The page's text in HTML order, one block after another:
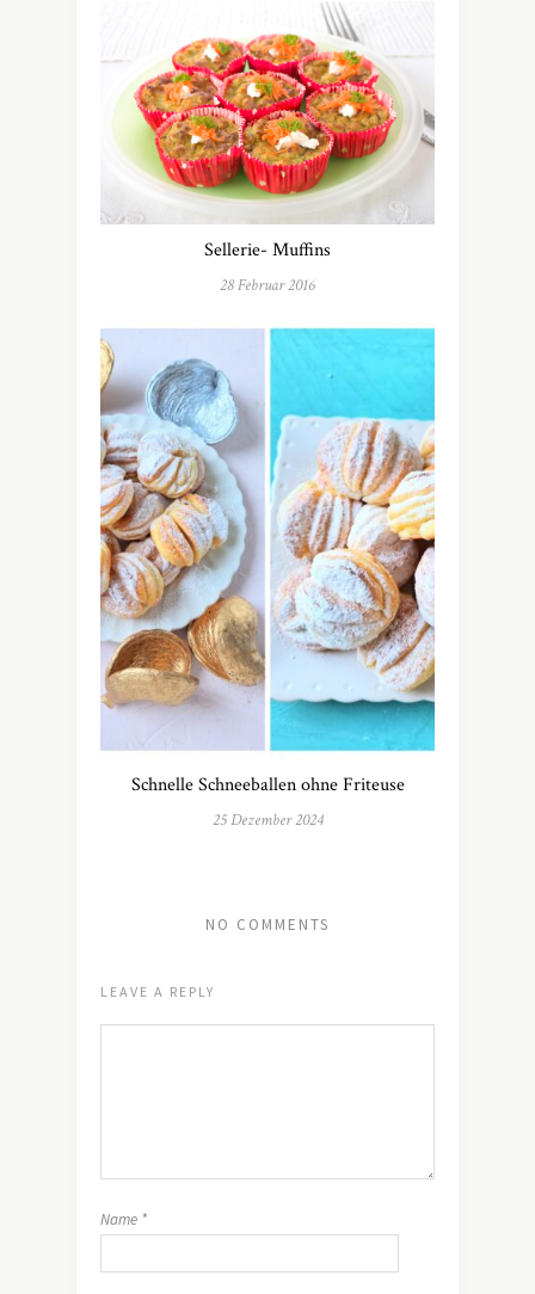
Sellerie- Muffins
28 Februar 2016
Schnelle Schneeballen ohne Friteuse
25 Dezember 2024
NO COMMENTS
LEAVE A REPLY
Name *